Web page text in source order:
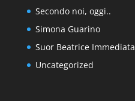
Secondo noi, oggi..
Simona Guarino
Suor Beatrice Immediata
Uncategorized